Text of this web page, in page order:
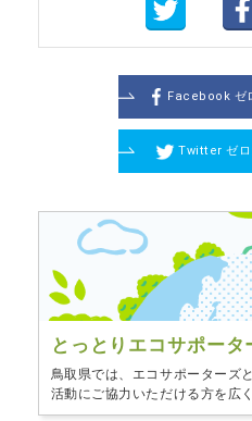
Facebook ゼ
Twitter ゼロ
とっとりエコサポータ
鳥取県では、エコサポーターズ
活動にご協力いただける方を広